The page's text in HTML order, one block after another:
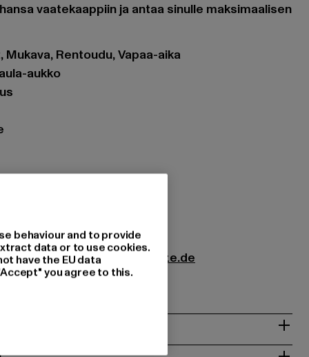
vaatekaappiin ja antaa sinulle maksimaalisen
Rentoudu, Vapaa-aika
aukko
100% Puuvilla
|management@dropsize.de
Berlin | DE
behaviour and to provide
data or to use cookies.
have the EU data
you agree to this.